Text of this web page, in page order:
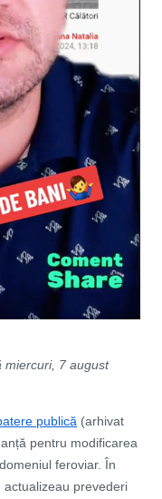
miercuri, 7 august
publică (arhivat
pentru modificarea
feroviar. În
prevederi